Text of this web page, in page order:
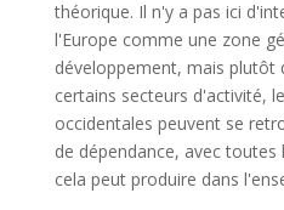
théorique. Il n'y a pas ici
l'Europe comme une zone
développement, mais plutôt
certains secteurs d'activité,
occidentales peuvent se
de dépendance, avec toutes
cela peut produire dans